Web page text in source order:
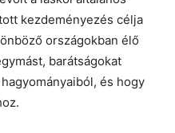
kezdeményezés célja
országokban élő
barátságokat
és hogy